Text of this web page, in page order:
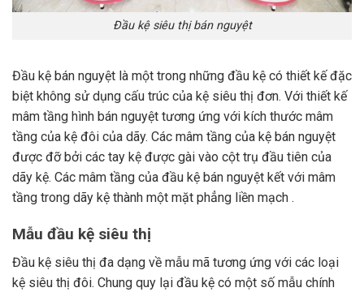
Đầu kệ siêu thị bán nguyệt
Đầu kệ bán nguyệt là một trong những đầu kệ có thiết kế đặc
biệt không sử dụng cấu trúc của kệ siêu thị đơn. Với thiết kế
mâm tầng hình bán nguyệt tương ứng với kích thước mâm
tầng của kệ đôi của dãy. Các mâm tầng của kệ bán nguyệt
được đỡ bởi các tay kệ được gài vào cột trụ đầu tiên của
dãy kệ. Các mâm tầng của đầu kệ bán nguyệt kết với mâm
tầng trong dãy kệ thành một mặt phẳng liền mạch .
Mẫu đầu kệ siêu thị
Đầu kệ siêu thị đa dạng về mẫu mã tương ứng với các loại
kệ siêu thị đôi. Chung quy lại đầu kệ có một số mẫu chính